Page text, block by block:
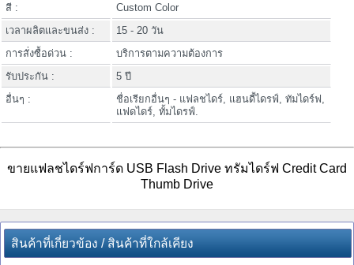
สี :
Custom Color
เวลาผลิตและขนส่ง :
15 - 20 วัน
การสั่งซื้อด่วน :
บริการตามความต้องการ
รับประกัน :
5 ปี
อื่นๆ :
ชื่อเรียกอื่นๆ - แฟลชไดร์, แฮนดี้ไดรฟ์, ทัมไดร์ฟ,
แฟดไดร์, ทั้มไดรฟ์.
ขายแฟลชไดร์ฟการ์ด USB Flash Drive ทรัมไดร์ฟ Credit Card
Thumb Drive
สินค้าที่เกี่ยวข้อง / สินค้าที่ใกล้เคียง